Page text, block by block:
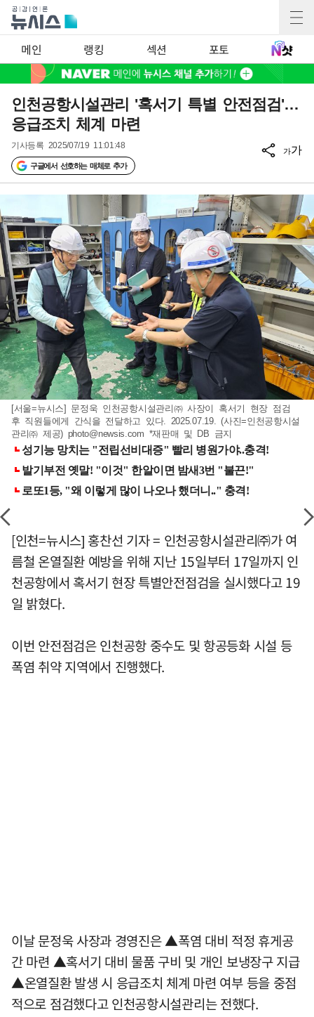
메인 랭킹 섹션 포토
인천공항시설관리 '혹서기 특별 안전점검'…
응급조치 체계 마련
기사등록 2025/07/19 11:01:48
구글에서 선호하는 매체로 추가
가가
[서울=뉴시스] 문정욱 인천공항시설관리㈜ 사장이 혹서기 현장 점검
후 직원들에게 간식을 전달하고 있다. 2025.07.19. (사진=인천공항시설
관리㈜ 제공) photo@newsis.com *재판매 및 DB 금지
[인천=뉴시스] 홍찬선 기자 = 인천공항시설관리㈜가 여
름철 온열질환 예방을 위해 지난 15일부터 17일까지 인
천공항에서 혹서기 현장 특별안전점검을 실시했다고 19
일 밝혔다.
이번 안전점검은 인천공항 중수도 및 항공등화 시설 등
폭염 취약 지역에서 진행했다.
이날 문정욱 사장과 경영진은 ▲폭염 대비 적정 휴게공
간 마련 ▲혹서기 대비 물품 구비 및 개인 보냉장구 지급
▲온열질환 발생 시 응급조치 체계 마련 여부 등을 중점
적으로 점검했다고 인천공항시설관리는 전했다.